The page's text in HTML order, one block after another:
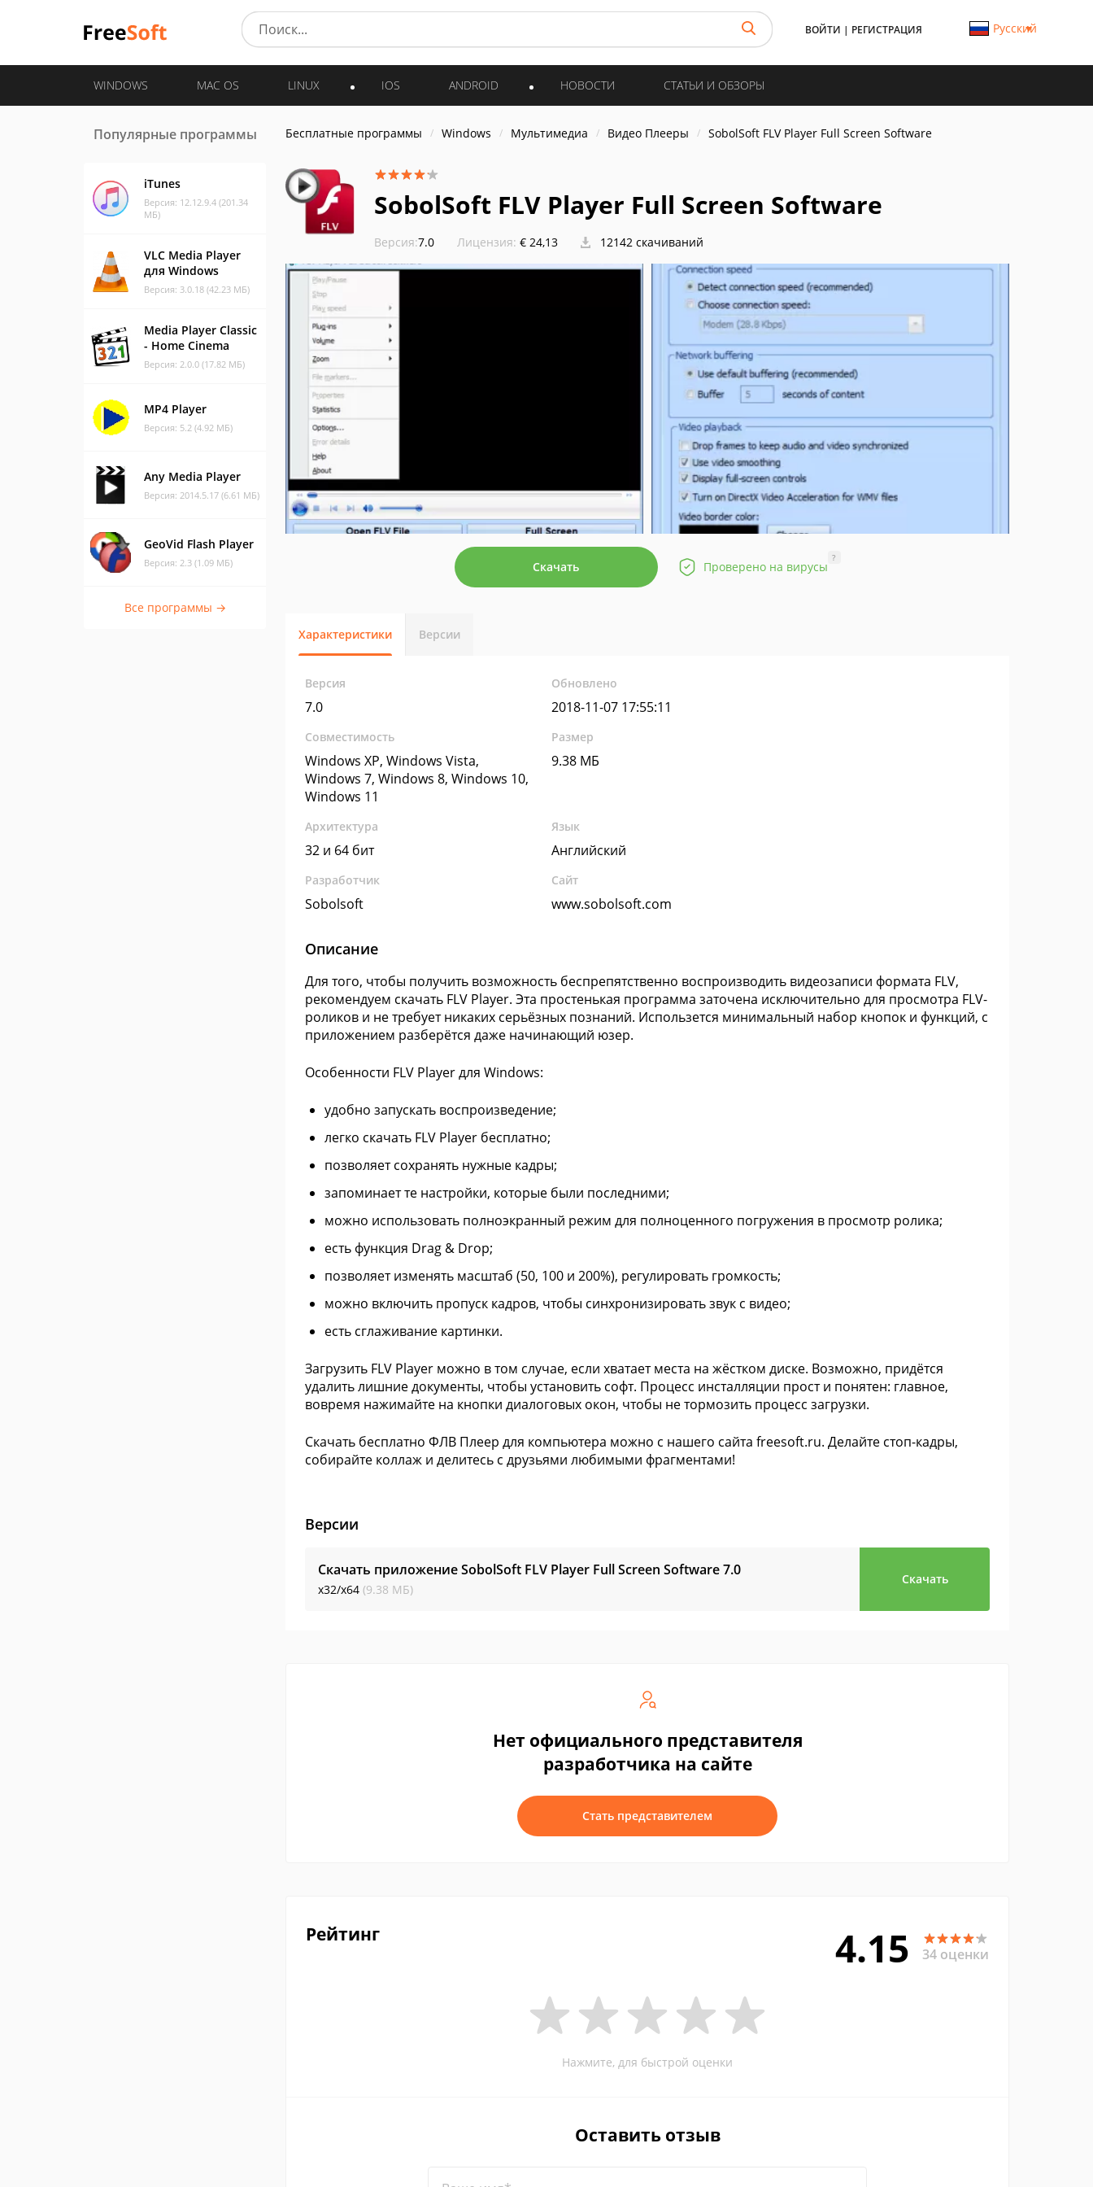
ВОЙТИ | РЕГИСТРАЦИЯ Русский
WINDOWS MAC OS LINUX IOS ANDROID НОВОСТИ СТАТЬИ И ОБЗОРЫ
Популярные программы
iTunes
Версия: 12.12.9.4 (201.34
МБ)
VLC Media Player
для Windows
Версия: 3.0.18 (42.23 МБ)
Media Player Classic
- Home Cinema
Версия: 2.0.0 (17.82 МБ)
MP4 Player
Версия: 5.2 (4.92 МБ)
Any Media Player
Версия: 2014.5.17 (6.61 МБ)
GeoVid Flash Player
Версия: 2.3 (1.09 МБ)
Все программы →
Бесплатные программы Windows Мультимедиа Видео Плееры SobolSoft FLV Player Full Screen Software
SobolSoft FLV Player Full Screen Software
Версия:7.0 Лицензия: € 24,13 12142 скачиваний
Скачать Проверено на вирусы
?
Характеристики Версии
Версия
7.0
Обновлено
2018-11-07 17:55:11
Совместимость
Windows XP, Windows Vista,
Windows 7, Windows 8, Windows 10,
Windows 11
Размер
9.38 МБ
Архитектура
32 и 64 бит
Язык
Английский
Разработчик
Sobolsoft
Сайт
www.sobolsoft.com
Описание
Для того, чтобы получить возможность беспрепятственно воспроизводить видеозаписи формата FLV,
рекомендуем скачать FLV Player. Эта простенькая программа заточена исключительно для просмотра FLV-
роликов и не требует никаких серьёзных познаний. Использется минимальный набор кнопок и функций, с
приложением разберётся даже начинающий юзер.
Особенности FLV Player для Windows:
удобно запускать воспроизведение;
легко скачать FLV Player бесплатно;
позволяет сохранять нужные кадры;
запоминает те настройки, которые были последними;
можно использовать полноэкранный режим для полноценного погружения в просмотр ролика;
есть функция Drag & Drop;
позволяет изменять масштаб (50, 100 и 200%), регулировать громкость;
можно включить пропуск кадров, чтобы синхронизировать звук с видео;
есть сглаживание картинки.
Загрузить FLV Player можно в том случае, если хватает места на жёстком диске. Возможно, придётся
удалить лишние документы, чтобы установить софт. Процесс инсталляции прост и понятен: главное,
вовремя нажимайте на кнопки диалоговых окон, чтобы не тормозить процесс загрузки.
Скачать бесплатно ФЛВ Плеер для компьютера можно с нашего сайта freesoft.ru. Делайте стоп-кадры,
собирайте коллаж и делитесь с друзьями любимыми фрагментами!
Версии
Скачать приложение SobolSoft FLV Player Full Screen Software7.0
x32/x64 (9.38 МБ)
Скачать
Нет официального представителя
разработчика на сайте
Стать представителем
Рейтинг 4.15 34 оценки
Нажмите, для быстрой оценки
Оставить отзыв